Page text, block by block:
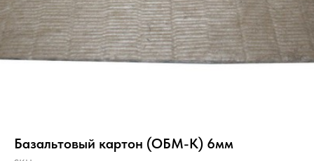
Базальтовый картон (ОБМ-К) 6мм